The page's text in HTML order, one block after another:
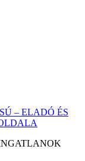
– ELADÓ ÉS